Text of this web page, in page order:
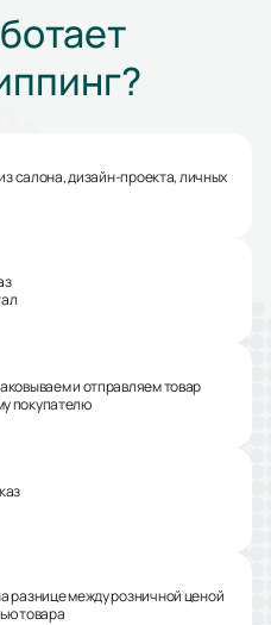
салона, дизайн-проекта, личных
и отправляем товар
покупателю
разнице между розничной ценой
товара